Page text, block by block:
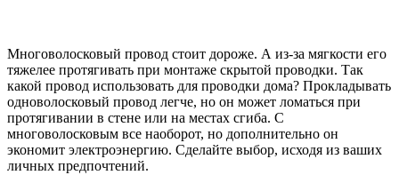
Многоволосковый провод стоит дороже. А из-за мягкости его
тяжелее протягивать при монтаже скрытой проводки. Так
какой провод использовать для проводки дома? Прокладывать
одноволосковый провод легче, но он может ломаться при
протягивании в стене или на местах сгиба. С
многоволосковым все наоборот, но дополнительно он
экономит электроэнергию. Сделайте выбор, исходя из ваших
личных предпочтений.